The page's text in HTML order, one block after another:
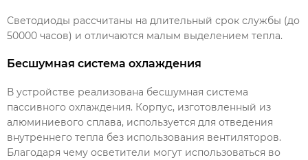
Светодиоды рассчитаны на длительный срок службы (до
50000 часов) и отличаются малым выделением тепла.
Бесшумная система охлаждения
В устройстве реализована бесшумная система
пассивного охлаждения. Корпус, изготовленный из
алюминиевого сплава, используется для отведения
внутреннего тепла без использования вентиляторов.
Благодаря чему осветители могут использоваться во